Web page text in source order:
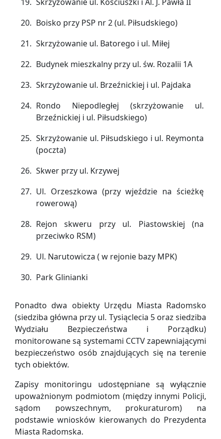
Boisko przy PSP nr 2 (ul. Piłsudskiego)
Skrzyżowanie ul. Batorego i ul. Miłej
Budynek mieszkalny przy ul. św. Rozalii 1A
Skrzyżowanie ul. Brzeźnickiej i ul. Pajdaka
Rondo Niepodległej (skrzyżowanie ul.
Brzeźnickiej i ul. Piłsudskiego)
Skrzyżowanie ul. Piłsudskiego i ul. Reymonta
(poczta)
Skwer przy ul. Krzywej
Ul. Orzeszkowa (przy wjeździe na ścieżkę
rowerową)
Rejon skweru przy ul. Piastowskiej (na
przeciwko RSM)
Ul. Narutowicza ( w rejonie bazy MPK)
Park Glinianki
Ponadto dwa obiekty Urzędu Miasta Radomsko
(siedziba główna przy ul. Tysiąclecia 5 oraz siedziba
Wydziału Bezpieczeństwa i Porządku)
monitorowane są systemami CCTV zapewniającymi
bezpieczeństwo osób znajdujących się na terenie
tych obiektów.
Zapisy monitoringu udostępniane są wyłącznie
upoważnionym podmiotom (między innymi Policji,
sądom powszechnym, prokuraturom) na
podstawie wniosków kierowanych do Prezydenta
Miasta Radomska.